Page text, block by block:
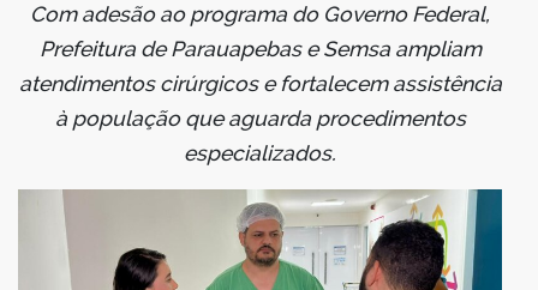
Com adesão ao programa do Governo Federal,
Prefeitura de Parauapebas e Semsa ampliam
atendimentos cirúrgicos e fortalecem assistência
à população que aguarda procedimentos
especializados.